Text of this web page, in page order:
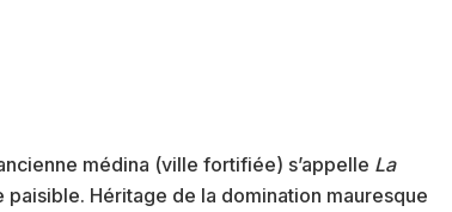
médina (ville fortifiée) s’appelle La
Héritage de la domination mauresque